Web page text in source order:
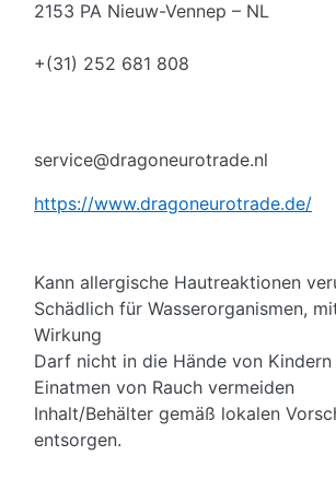
2153 PA Nieuw-Vennep – NL
+(31) 252 681 808
service@dragoneurotrade.nl
https://www.dragoneurotrade.de/
Kann allergische Hautreaktionen
Schädlich für Wasserorganismen,
Wirkung
Darf nicht in die Hände von Kindern
Einatmen von Rauch vermeiden
Inhalt/Behälter gemäß lokalen
entsorgen.